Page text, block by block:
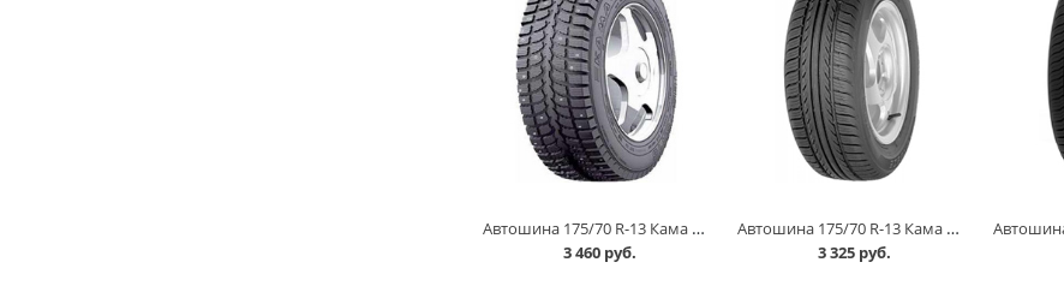
Автошина 175/70 R-13 Кама 505 82T шип в Омске
3 460 руб.
Автошина 175/70 R-13 Кама Breeze (НК-132) 82T в Омске
3 325 руб.